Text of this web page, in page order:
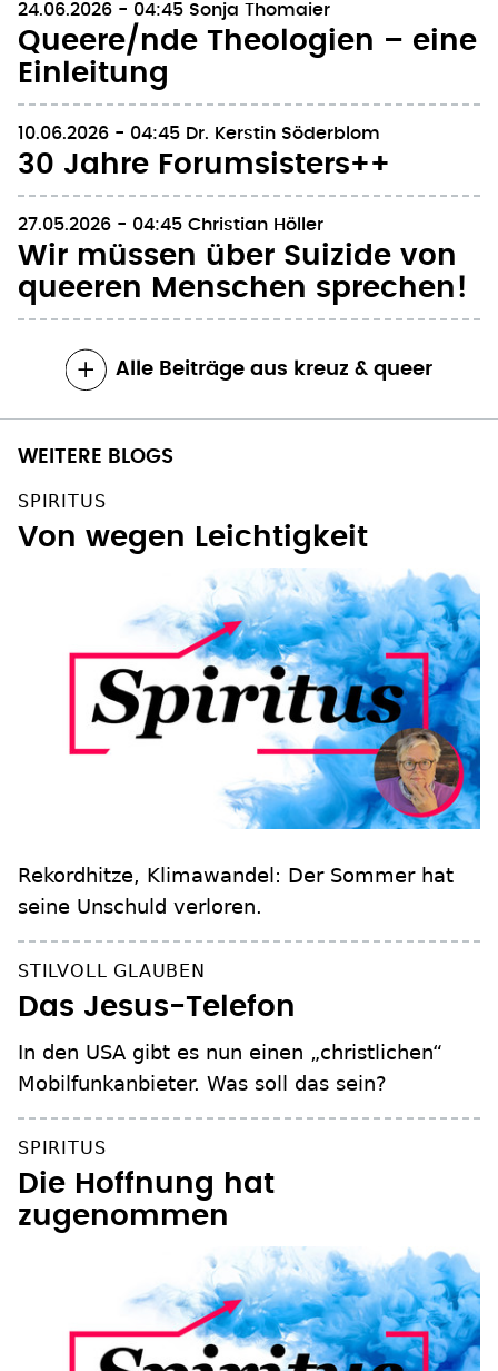
24.06.2026 - 04:45 Sonja Thomaier
Queere/nde Theologien – eine
Einleitung
10.06.2026 - 04:45 Dr. Kerstin Söderblom
30 Jahre Forumsisters++
27.05.2026 - 04:45 Christian Höller
Wir müssen über Suizide von
queeren Menschen sprechen!
Alle Beiträge aus kreuz & queer
WEITERE BLOGS
SPIRITUS
Von wegen Leichtigkeit
Rekordhitze, Klimawandel: Der Sommer hat
seine Unschuld verloren.
STILVOLL GLAUBEN
Das Jesus-Telefon
In den USA gibt es nun einen „christlichen“
Mobilfunkanbieter. Was soll das sein?
SPIRITUS
Die Hoffnung hat
zugenommen